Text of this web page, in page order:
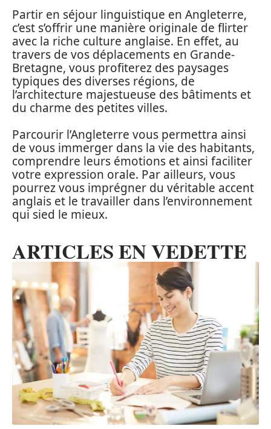
Partir en séjour linguistique en Angleterre,
c’est s’offrir une manière originale de flirter
avec la riche culture anglaise. En effet, au
travers de vos déplacements en Grande-
Bretagne, vous profiterez des paysages
typiques des diverses régions, de
l’architecture majestueuse des bâtiments et
du charme des petites villes.
Parcourir l’Angleterre vous permettra ainsi
de vous immerger dans la vie des habitants,
comprendre leurs émotions et ainsi faciliter
votre expression orale. Par ailleurs, vous
pourrez vous imprégner du véritable accent
anglais et le travailler dans l’environnement
qui sied le mieux.
ARTICLES EN VEDETTE